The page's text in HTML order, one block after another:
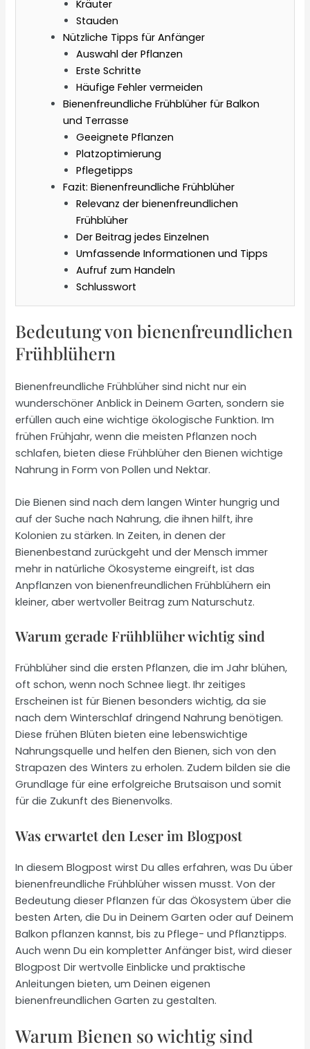
Kräuter
Stauden
Nützliche Tipps für Anfänger
Auswahl der Pflanzen
Erste Schritte
Häufige Fehler vermeiden
Bienenfreundliche Frühblüher für Balkon
und Terrasse
Geeignete Pflanzen
Platzoptimierung
Pflegetipps
Fazit: Bienenfreundliche Frühblüher
Relevanz der bienenfreundlichen
Frühblüher
Der Beitrag jedes Einzelnen
Umfassende Informationen und Tipps
Aufruf zum Handeln
Schlusswort
Bedeutung von bienenfreundlichen
Frühblühern
Bienenfreundliche Frühblüher sind nicht nur ein
wunderschöner Anblick in Deinem Garten, sondern sie
erfüllen auch eine wichtige ökologische Funktion. Im
frühen Frühjahr, wenn die meisten Pflanzen noch
schlafen, bieten diese Frühblüher den Bienen wichtige
Nahrung in Form von Pollen und Nektar.
Die Bienen sind nach dem langen Winter hungrig und
auf der Suche nach Nahrung, die ihnen hilft, ihre
Kolonien zu stärken. In Zeiten, in denen der
Bienenbestand zurückgeht und der Mensch immer
mehr in natürliche Ökosysteme eingreift, ist das
Anpflanzen von bienenfreundlichen Frühblühern ein
kleiner, aber wertvoller Beitrag zum Naturschutz.
Warum gerade Frühblüher wichtig sind
Frühblüher sind die ersten Pflanzen, die im Jahr blühen,
oft schon, wenn noch Schnee liegt. Ihr zeitiges
Erscheinen ist für Bienen besonders wichtig, da sie
nach dem Winterschlaf dringend Nahrung benötigen.
Diese frühen Blüten bieten eine lebenswichtige
Nahrungsquelle und helfen den Bienen, sich von den
Strapazen des Winters zu erholen. Zudem bilden sie die
Grundlage für eine erfolgreiche Brutsaison und somit
für die Zukunft des Bienenvolks.
Was erwartet den Leser im Blogpost
In diesem Blogpost wirst Du alles erfahren, was Du über
bienenfreundliche Frühblüher wissen musst. Von der
Bedeutung dieser Pflanzen für das Ökosystem über die
besten Arten, die Du in Deinem Garten oder auf Deinem
Balkon pflanzen kannst, bis zu Pflege- und Pflanztipps.
Auch wenn Du ein kompletter Anfänger bist, wird dieser
Blogpost Dir wertvolle Einblicke und praktische
Anleitungen bieten, um Deinen eigenen
bienenfreundlichen Garten zu gestalten.
Warum Bienen so wichtig sind